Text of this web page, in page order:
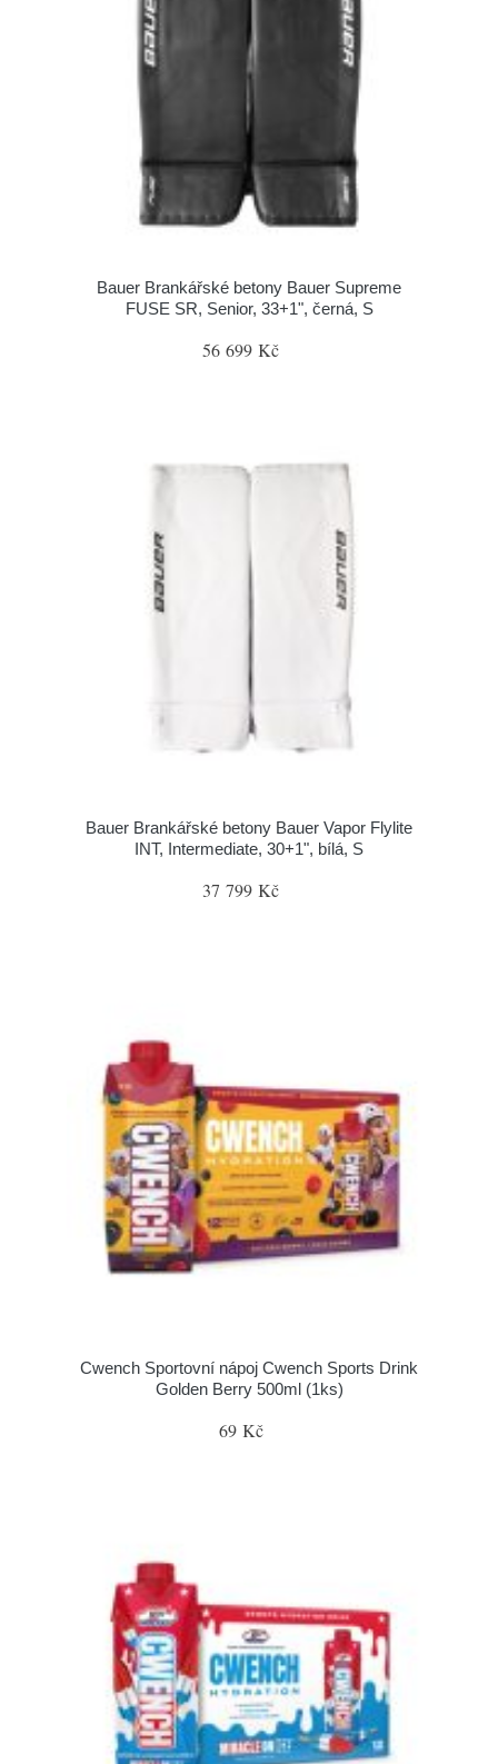
Bauer Brankářské betony Bauer Supreme
FUSE SR, Senior, 33+1", černá, S
56 699 Kč
Bauer Brankářské betony Bauer Vapor Flylite
INT, Intermediate, 30+1", bílá, S
37 799 Kč
Cwench Sportovní nápoj Cwench Sports Drink
Golden Berry 500ml (1ks)
69 Kč